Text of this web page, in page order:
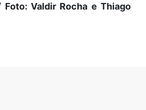
Foto: Valdir Rocha e Thiago